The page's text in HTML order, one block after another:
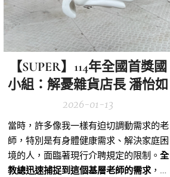
【SUPER】114年全國首獎國
小組：解憂雜貨店長 潘怡如
2026-01-13
當時，許多像我一樣有迫切調動需求的老
師，特別是有身體健康需求、解決家庭困
境的人，面臨著現行介聘規定的限制。 全
教總迅速捕捉到這個基層老師的需求，隨